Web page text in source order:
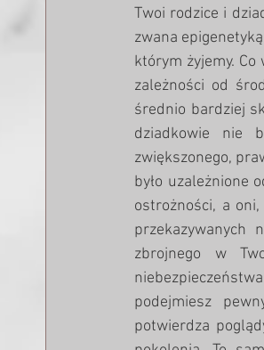
Twoi rodzice i
zwana
którym żyjemy.
zależności od
średnio bardziej
dziadkowie nie
zwiększonego,
było uzależnione
ostrożności, a
przekazywanych
zbrojnego w
podejmiesz
potwierdza